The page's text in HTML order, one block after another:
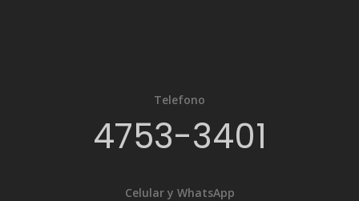
Telefono
4753-3401
Celular y WhatsApp